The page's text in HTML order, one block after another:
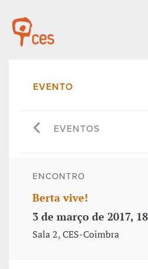
EVENTO
EVENTOS
ENCONTRO
Berta vive!
3 de março de 2017,
Sala 2, CES-Coimbra